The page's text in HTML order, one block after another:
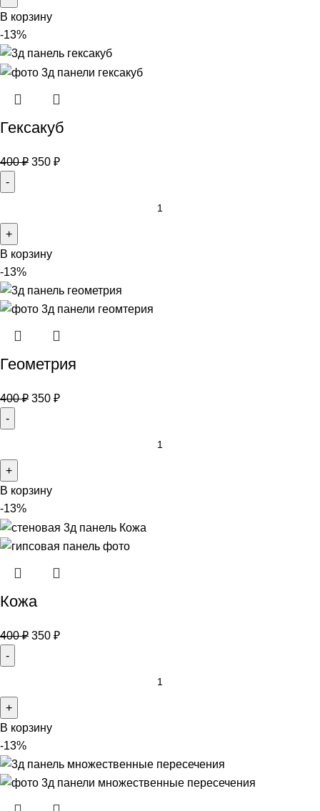
В корзину
-13%
Гексакуб
400₽ 350 ₽
В корзину
-13%
Геометрия
400₽ 350 ₽
В корзину
-13%
Кожа
400₽ 350 ₽
В корзину
-13%